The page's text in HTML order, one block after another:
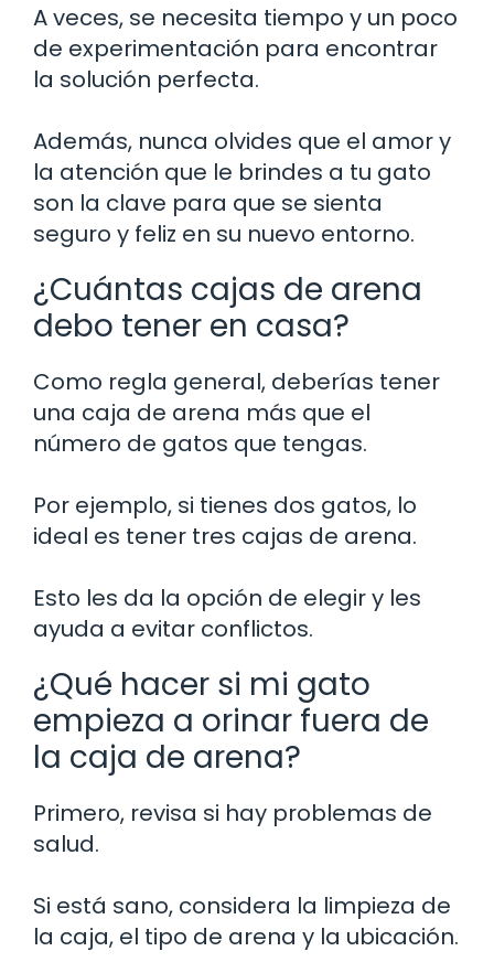
A veces, se necesita tiempo y un poco
de experimentación para encontrar
la solución perfecta.
Además, nunca olvides que el amor y
la atención que le brindes a tu gato
son la clave para que se sienta
seguro y feliz en su nuevo entorno.
¿Cuántas cajas de arena
debo tener en casa?
Como regla general, deberías tener
una caja de arena más que el
número de gatos que tengas.
Por ejemplo, si tienes dos gatos, lo
ideal es tener tres cajas de arena.
Esto les da la opción de elegir y les
ayuda a evitar conflictos.
¿Qué hacer si mi gato
empieza a orinar fuera de
la caja de arena?
Primero, revisa si hay problemas de
salud.
Si está sano, considera la limpieza de
la caja, el tipo de arena y la ubicación.